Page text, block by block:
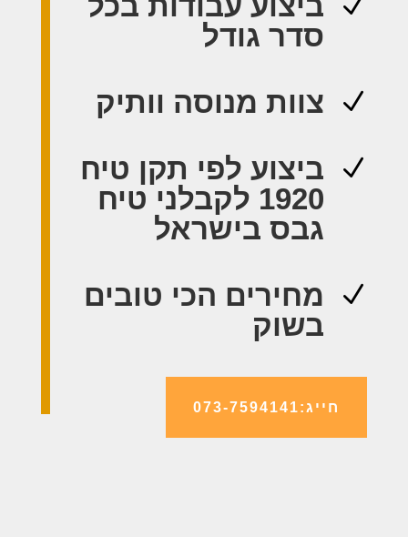
סדר גודל
N צוות מנוסה וותיק
N
ביצוע לפי תקן טיח
1920 לקבלני טיח
גבס בישראל
N
מחירים הכי טובים
בשוק
חייג:073-7594141